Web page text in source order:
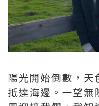
陽光開始倒數，天
抵達海邊。一望無